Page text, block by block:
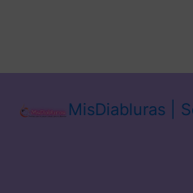
MisDiabluras |